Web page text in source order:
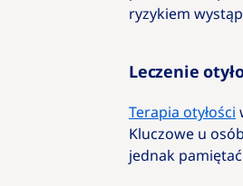
ryzykiem
Leczenie
Terapia otyłości
Kluczowe u
jednak